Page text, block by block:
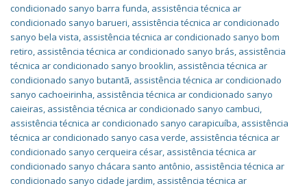
condicionado sanyo barra funda, assistência técnica ar
condicionado sanyo barueri, assistência técnica ar condicionado
sanyo bela vista, assistência técnica ar condicionado sanyo bom
retiro, assistência técnica ar condicionado sanyo brás, assistência
técnica ar condicionado sanyo brooklin, assistência técnica ar
condicionado sanyo butantã, assistência técnica ar condicionado
sanyo cachoeirinha, assistência técnica ar condicionado sanyo
caieiras, assistência técnica ar condicionado sanyo cambuci,
assistência técnica ar condicionado sanyo carapicuíba, assistência
técnica ar condicionado sanyo casa verde, assistência técnica ar
condicionado sanyo cerqueira césar, assistência técnica ar
condicionado sanyo chácara santo antônio, assistência técnica ar
condicionado sanyo cidade jardim, assistência técnica ar